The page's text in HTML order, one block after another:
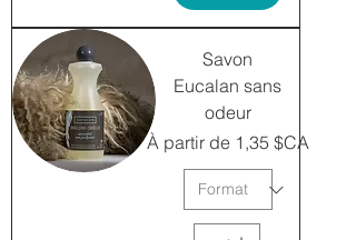
Savon
Eucalan sans
odeur
À partir de 1,35 $CA
Prix promotionnel